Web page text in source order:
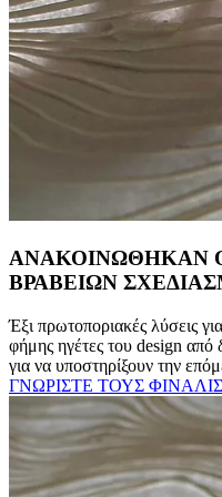
ΑΝΑΚΟΙΝΩΘΗΚΑΝ
ΒΡΑΒΕΙΩΝ
Έξι πρωτοποριακές λύσεις
φήμης ηγέτες του design από
για να υποστηρίξουν την
ΓΝΩΡΙΣΤΕ ΤΟΥΣ